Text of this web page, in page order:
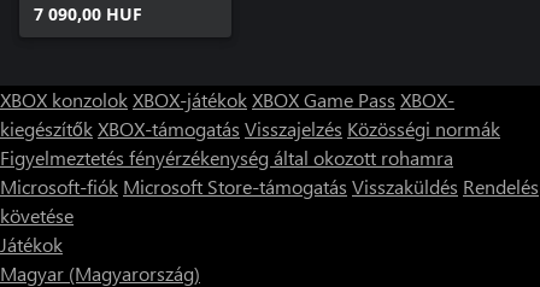
7 090,00 HUF
XBOX konzolokXBOX-játékokXBOX Game Pass XBOX-
kiegészítőkXBOX-támogatás Visszajelzés Közösségi normák
Figyelmeztetés fényérzékenység által okozott rohamra
Microsoft-fiók Microsoft Store-támogatás Visszaküldés Rendelés
követése
Játékok
Magyar (Magyarország)